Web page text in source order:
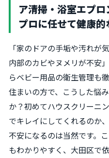
ア清掃・浴室エプ
プロに任せて健康的
「家のドアの手垢や汚れが
内部のカビやヌメリが不安
らベビー用品の衛生管理
住まいの方で、こうした悩
か？初めてハウスクリーニ
でキレイにしてくれるのか
不安になるのは当然です。
もわかりやすく、大田区で